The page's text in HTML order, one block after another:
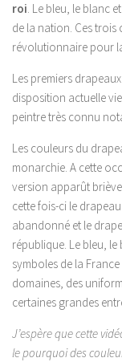
roi. Le bleu, le blanc
de la nation. Ces
révolutionnaire pour
Les premiers
disposition actuelle
peintre très connu
Les couleurs du
monarchie. A cette
version apparût
cette fois-ci le
abandonné et le
république. Le bleu,
symboles de la
domaines, des
certaines grandes
J’espère que cette
le pourquoi des